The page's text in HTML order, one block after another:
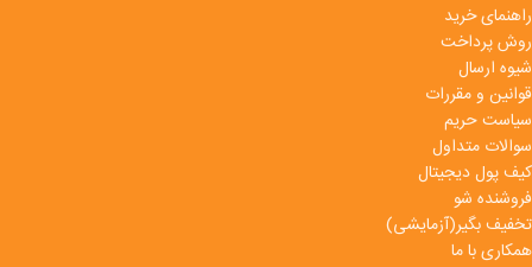
راهنمای خرید
روش پرداخت
شیوه ارسال
قوانین و مقررات
سیاست حریم
سوالات متداول
کیف پول دیجیتال
فروشنده شو
تخفیف بگیر(آزمایشی)
همکاری با ما